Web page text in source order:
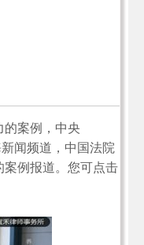
的案例，中央
闻频道，中国法院
案例报道。您可点击